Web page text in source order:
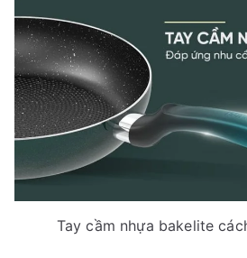
Tay cầm nhựa bakelite